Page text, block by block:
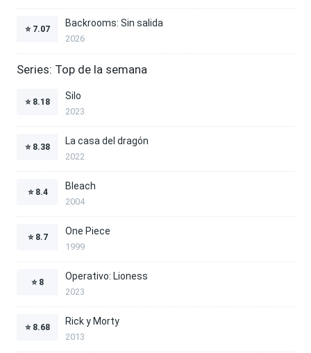
⭐ 7.07
Backrooms: Sin salida
2026
Series: Top de la semana
⭐ 8.18
Silo
2023
⭐ 8.38
La casa del dragón
2022
⭐ 8.4
Bleach
2004
⭐ 8.7
One Piece
1999
⭐ 8
Operativo: Lioness
2023
⭐ 8.68
Rick y Morty
2013